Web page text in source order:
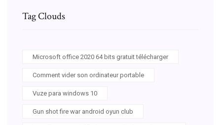
Tag Clouds
Microsoft office 2020 64 bits gratuit télécharger
Comment vider son ordinateur portable
Vuze para windows 10
Gun shot fire war android oyun club